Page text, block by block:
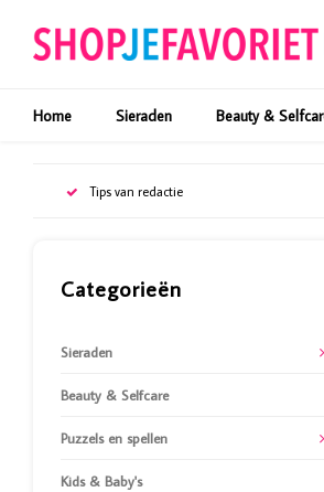
Home Sieraden Beauty &
Tips van redactie
Categorieën
Sieraden
Beauty & Selfcare
Puzzels en spellen
Kids & Baby's